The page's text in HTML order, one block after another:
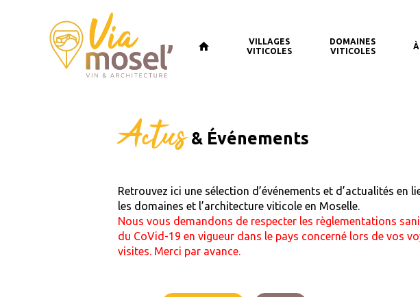
VILLAGES
VITICOLES
DOMAINES
VITICOLES
Actus& Événements
Retrouvez ici une sélection d’événements et d’actualités en
les domaines et l’architecture viticole en Moselle.
Nous vous demandons de respecter les règlementations
du CoVid-19 en vigueur dans le pays concerné lors de vos
visites. Merci par avance.